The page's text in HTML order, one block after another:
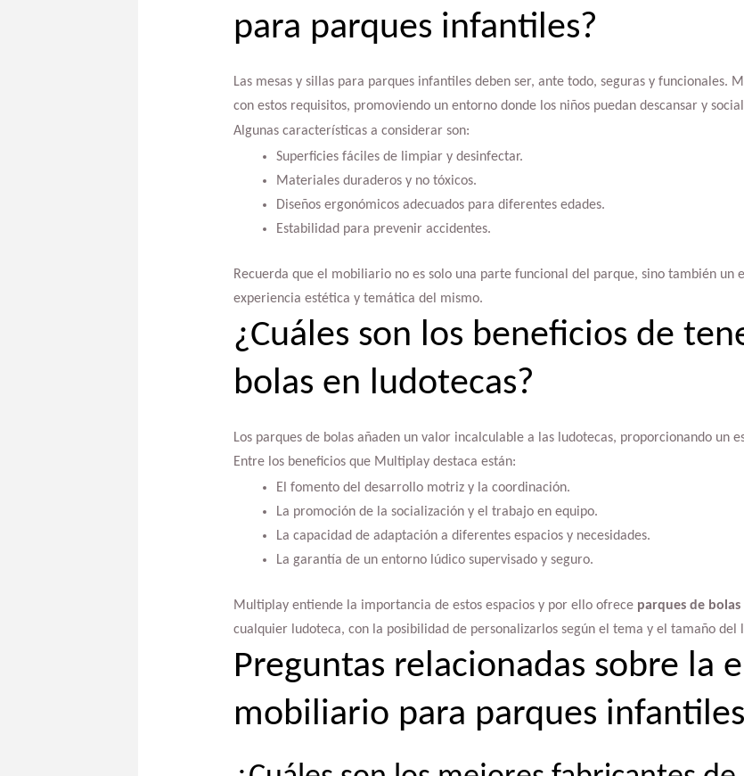
para parques infantiles?
Las mesas y sillas para parques infantiles deben ser, ante todo, seguras y
con estos requisitos, promoviendo un entorno donde los niños puedan descansar y
Algunas características a considerar son:
Superficies fáciles de limpiar y desinfectar.
Materiales duraderos y no tóxicos.
Diseños ergonómicos adecuados para diferentes edades.
Estabilidad para prevenir accidentes.
Recuerda que el mobiliario no es solo una parte funcional del parque, sino también un
experiencia estética y temática del mismo.
¿Cuáles son los beneficios de
bolas en ludotecas?
Los parques de bolas añaden un valor incalculable a las ludotecas, proporcionando un
Entre los beneficios que Multiplay destaca están:
El fomento del desarrollo motriz y la coordinación.
La promoción de la socialización y el trabajo en equipo.
La capacidad de adaptación a diferentes espacios y necesidades.
La garantía de un entorno lúdico supervisado y seguro.
Multiplay entiende la importancia de estos espacios y por ello ofrece parques de bolas
cualquier ludoteca, con la posibilidad de personalizarlos según el tema y el tamaño del
Preguntas relacionadas sobre la
mobiliario para parques infantiles